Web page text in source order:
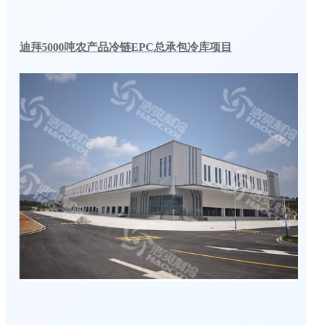
迪拜5000吨农产品冷链EPC总承包冷库项目